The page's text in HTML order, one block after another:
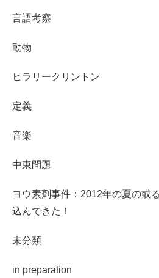
言語考察
動物
ヒラリークリントン
定義
音楽
中東問題
ヨウ素剤事件：2012年の夏の或
込んできた！
未分類
in preparation